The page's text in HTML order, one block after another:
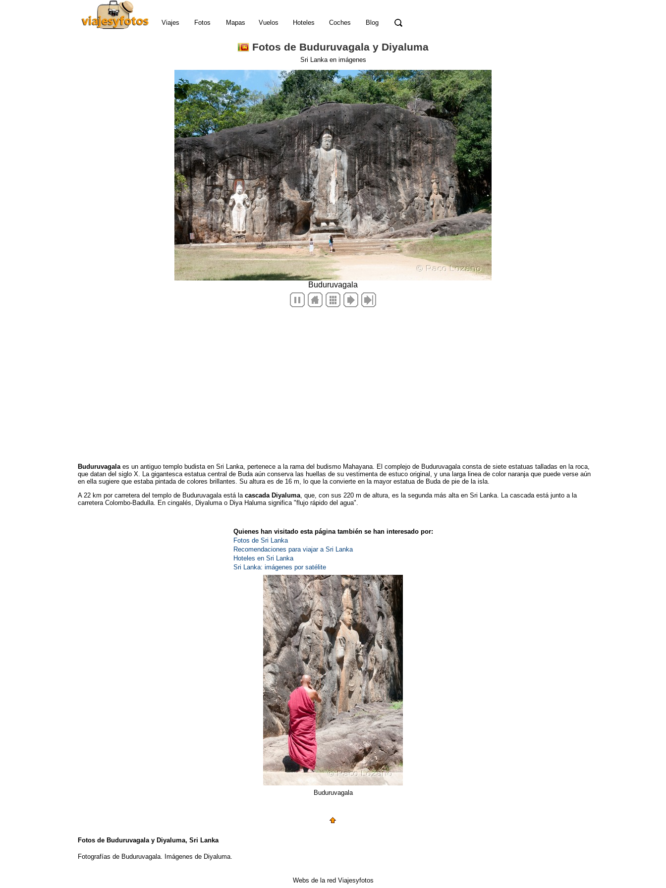
Viajes Fotos Mapas Vuelos Hoteles Coches Blog
Fotos de Buduruvagala y Diyaluma
Sri Lanka en imágenes
Buduruvagala es un antiguo templo budista en Sri Lanka, pertenece a la rama del budismo Mahayana. El complejo de Buduruvagala consta de siete estatuas talladas en la roca,
que datan del siglo X. La gigantesca estatua central de Buda aún conserva las huellas de su vestimenta de estuco original, y una larga linea de color naranja que puede verse aún
en ella sugiere que estaba pintada de colores brillantes. Su altura es de 16 m, lo que la convierte en la mayor estatua de Buda de pie de la isla.
A 22 km por carretera del templo de Buduruvagala está la cascada Diyaluma, que, con sus 220 m de altura, es la segunda más alta en Sri Lanka. La cascada está junto a la
carretera Colombo-Badulla. En cingalés, Diyaluma o Diya Haluma significa "flujo rápido del agua".
Quienes han visitado esta página también se han interesado por:
Fotos de Sri Lanka
Recomendaciones para viajar a Sri Lanka
Hoteles en Sri Lanka
Sri Lanka: imágenes por satélite
Buduruvagala
Fotos de Buduruvagala y Diyaluma, Sri Lanka
Fotografías de Buduruvagala. Imágenes de Diyaluma.
Webs de la red Viajesyfotos